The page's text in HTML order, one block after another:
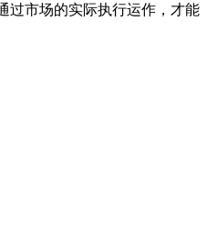
过市场的实际执行运作，才能